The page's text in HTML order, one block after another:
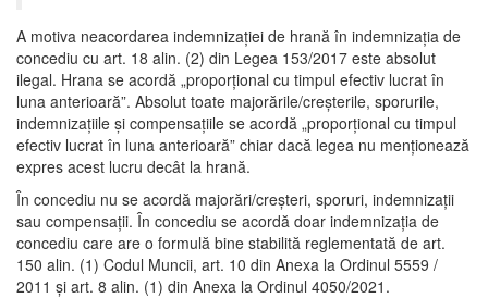
A motiva neacordarea indemnizaţiei de hrană în indemnizaţia de
concediu cu art. 18 alin. (2) din Legea 153/2017 este absolut
ilegal. Hrana se acordă „proporțional cu timpul efectiv lucrat în
luna anterioară”. Absolut toate majorările/creșterile, sporurile,
indemnizațiile și compensațiile se acordă „proporțional cu timpul
efectiv lucrat în luna anterioară” chiar dacă legea nu menţionează
expres acest lucru decât la hrană.
În concediu nu se acordă majorări/creșteri, sporuri, indemnizații
sau compensații. În concediu se acordă doar indemnizaţia de
concediu care are o formulă bine stabilită reglementată de art.
150 alin. (1) Codul Muncii, art. 10 din Anexa la Ordinul 5559 /
2011 și art. 8 alin. (1) din Anexa la Ordinul 4050/2021.